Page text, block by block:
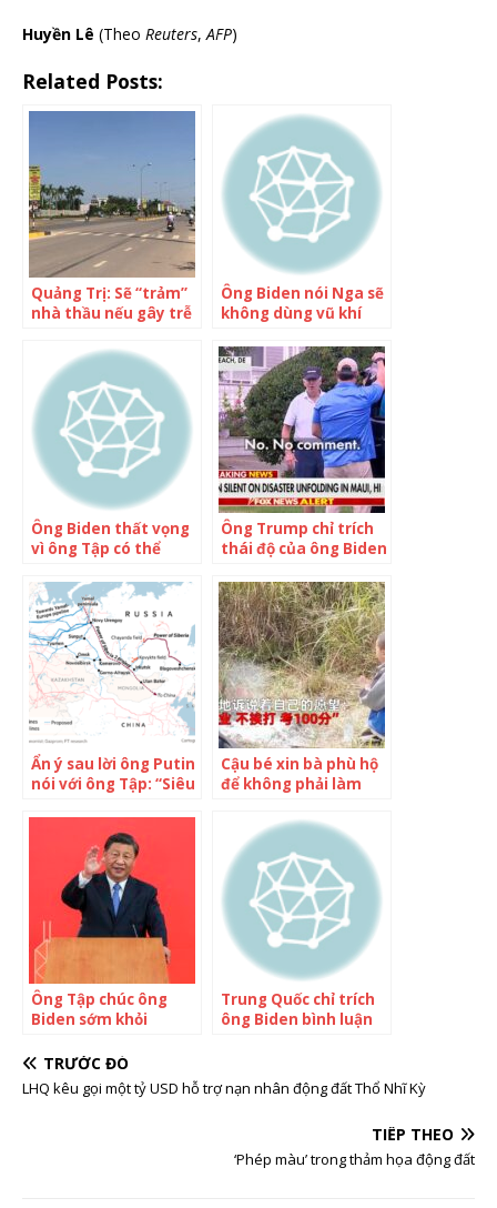
Huyền Lê (Theo Reuters,AFP)
Related Posts:
Quảng Trị: Sẽ “trảm”
nhà thầu nếu gây trễ
lang Kinh tế Đông
Tây
Ông Biden nói Nga sẽ
không dùng vũ khí
START
Ông Biden thất vọng
vì ông Tập có thể
G20
Ông Trump chỉ trích
thái độ của ông Biden
Hawaii
Ẩn ý sau lời ông Putin
nói với ông Tập: “Siêu
Trung sắp thành hiện
Cậu bé xin bà phù hộ
để không phải làm
Ông Tập chúc ông
Biden sớm khỏi
Trung Quốc chỉ trích
ông Biden bình luận
TRƯỚC ĐÓ
LHQ kêu gọi một tỷ USD hỗ trợ nạn nhân động đất Thổ Nhĩ Kỳ
TIẾP THEO
‘Phép màu’ trong thảm họa động đất